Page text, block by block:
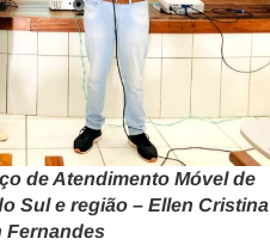
de Atendimento Móvel de
Sul e região – Ellen Cristina
Fernandes